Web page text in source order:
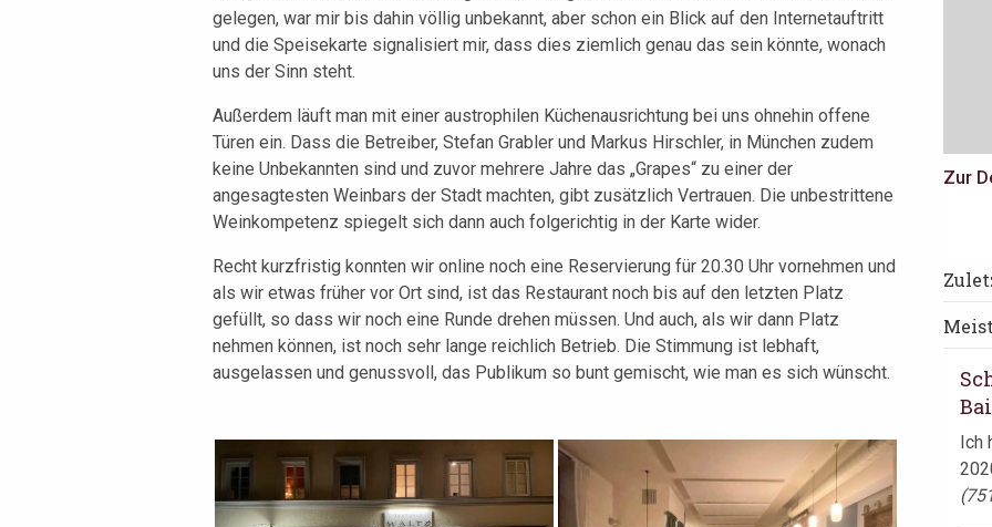
gelegen, war mir bis dahin völlig unbekannt, aber schon ein Blick auf den Internetauftritt
und die Speisekarte signalisiert mir, dass dies ziemlich genau das sein könnte, wonach
uns der Sinn steht.
Außerdem läuft man mit einer austrophilen Küchenausrichtung bei uns ohnehin offene
Türen ein. Dass die Betreiber, Stefan Grabler und Markus Hirschler, in München zudem
keine Unbekannten sind und zuvor mehrere Jahre das „Grapes“ zu einer der
angesagtesten Weinbars der Stadt machten, gibt zusätzlich Vertrauen. Die unbestrittene
Weinkompetenz spiegelt sich dann auch folgerichtig in der Karte wider.
Recht kurzfristig konnten wir online noch eine Reservierung für 20.30 Uhr vornehmen und
als wir etwas früher vor Ort sind, ist das Restaurant noch bis auf den letzten Platz
gefüllt, so dass wir noch eine Runde drehen müssen. Und auch, als wir dann Platz
nehmen können, ist noch sehr lange reichlich Betrieb. Die Stimmung ist lebhaft,
ausgelassen und genussvoll, das Publikum so bunt gemischt, wie man es sich wünscht.
Zur
Ich